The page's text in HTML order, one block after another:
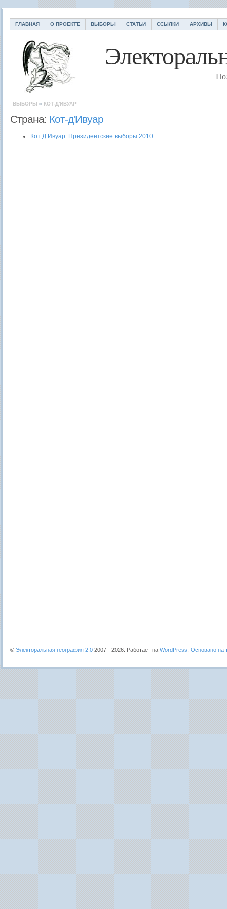
ГЛАВНАЯ О ПРОЕКТЕ ВЫБОРЫ СТАТЬИ ССЫЛКИ АРХИВЫ
ВЫБОРЫ » КОТ-Д'ИВУАР
Страна: Кот-д'Ивуар
Кот Д’Ивуар. Президентские выборы 2010
© Электоральная география 2.0 2007 - 2026. Работает на WordPress Основано на